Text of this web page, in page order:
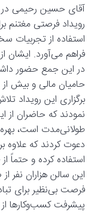
آقای حسین رحیمی در
رویداد فرصتی مغتنم
استفاده از تجربیات
فراهم می‌آورد. ایشان
در این جمع حضور
برگزاری این رویداد
نمودند که حاضران از
طولانی‌مدت است، بهره
دعوت کردند که علاوه
استفاده کرده و حتماً
این سالن هزاران نفر
فرصت بی‌نظیر برای
پیشرفت کسب‌وکارها